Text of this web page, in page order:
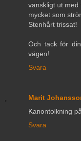
vanskligt ut
mycket som
Stenhårt trissat!
Och tack för
vägen!
Svara
Marit
Kanontolkning
Svara